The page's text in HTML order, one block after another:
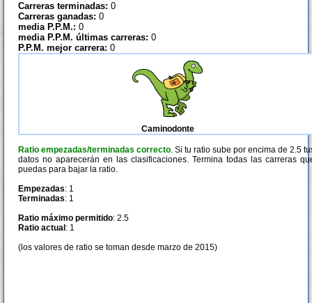
Carreras terminadas: 0
Carreras ganadas: 0
media P.P.M.: 0
media P.P.M. últimas carreras: 0
P.P.M. mejor carrera: 0
Caminodonte
Ratio empezadas/terminadas correcto. Si tu ratio sube por encima de 2.5
datos no aparecerán en las clasificaciones. Termina todas las carreras
puedas para bajar la ratio.
Empezadas: 1
Terminadas: 1
Ratio máximo permitido: 2.5
Ratio actual : 1
(los valores de ratio se toman desde marzo de 2015)